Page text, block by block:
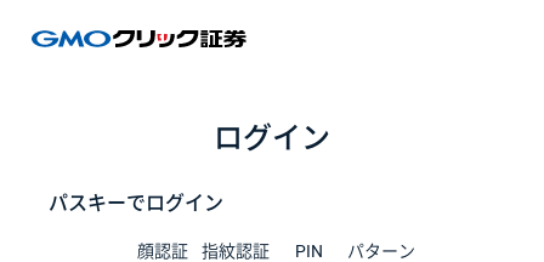
ログイン
パスキーでログイン
顔認証 指紋認証 PIN パターン